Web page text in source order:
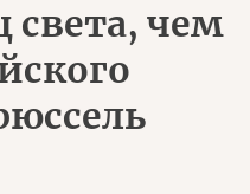
света, чем